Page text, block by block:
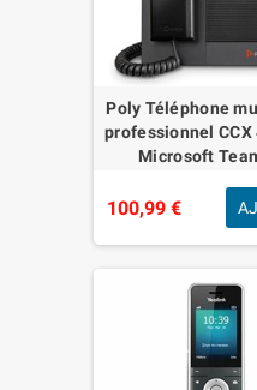
Poly Téléphone
professionnel CCX
Microsoft
100,99 €